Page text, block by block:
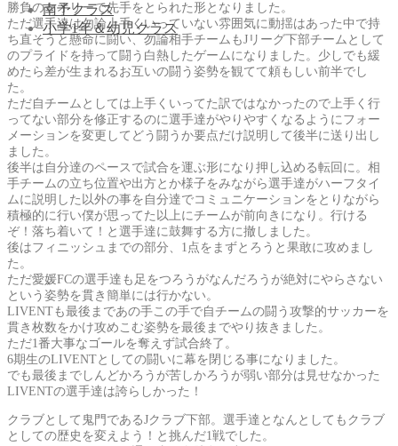
南予クラス
小学1年＆幼児クラス
勝負のセオリーで先手をとられた形となりました。
ただ選手達は勿論上手くいっていない雰囲気に動揺はあった中で持
ち直そうと懸命に闘い、勿論相手チームもJリーグ下部チームとして
のプライドを持って闘う白熱したゲームになりました。少しでも緩
めたら差が生まれるお互いの闘う姿勢を観てて頼もしい前半でし
た。
ただ自チームとしては上手くいってた訳ではなかったので上手く行
ってない部分を修正するのに選手達がやりやすくなるようにフォー
メーションを変更してどう闘うか要点だけ説明して後半に送り出し
ました。
後半は自分達のペースで試合を運ぶ形になり押し込める転回に。相
手チームの立ち位置や出方とか様子をみながら選手達がハーフタイ
ムに説明した以外の事を自分達でコミュニケーションをとりながら
積極的に行い僕が思ってた以上にチームが前向きになり。行ける
ぞ！落ち着いて！と選手達に鼓舞する方に撤しました。
後はフィニッシュまでの部分、1点をまずとろうと果敢に攻めまし
た。
ただ愛媛FCの選手達も足をつろうがなんだろうが絶対にやらさない
という姿勢を貫き簡単には行かない。
LIVENTも最後まであの手この手で自チームの闘う攻撃的サッカーを
貫き枚数をかけ攻めこむ姿勢を最後までやり抜きました。
ただ1番大事なゴールを奪えず試合終了。
6期生のLIVENTとしての闘いに幕を閉じる事になりました。
でも最後までしんどかろうが苦しかろうが弱い部分は見せなかった
LIVENTの選手達は誇らしかった！
クラブとして鬼門であるJクラブ下部。選手達となんとしてもクラブ
としての歴史を変えよう！と挑んだ1戦でした。